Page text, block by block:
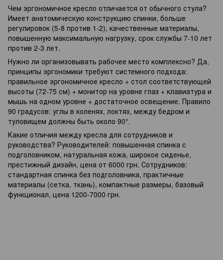
Чем эргономичное кресло отличается от обычного стула?
Имеет анатомическую конструкцию спинки, больше
регулировок (5-8 против 1-2), качественные материалы,
повышенную максимальную нагрузку, срок службы 7-10 лет
против 2-3 лет.
Нужно ли организовывать рабочее место комплексно? Да,
принципы эргономики требуют системного подхода:
правильное эргономичное кресло + стол соответствующей
высоты (72-75 см) + монитор на уровне глаз + клавиатура и
мышь на одном уровне + достаточное освещение. Правило
90 градусов: углы в коленях, локтях, между бедром и
туловищем должны быть около 90°.
Какие отличия между кресла для сотрудников и
руководства? Руководителей: повышенная спинка с
подголовником, натуральная кожа, широкое сиденье,
престижный дизайн, цена от 6000 грн. Сотрудников:
стандартная спинка без подголовника, практичные
материалы (сетка, ткань), компактные размеры, базовый
функционал, цена 1200-7000 грн.